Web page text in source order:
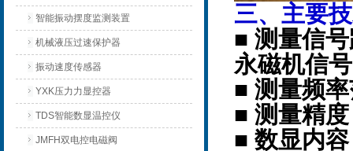
智能振动摆度监测装置
机械液压过速保护器
振动速度传感器
YXK压力力显控器
TDS智能数显温控仪
JMFH双电控电磁阀
三、主要
■ 测量信
永磁机信
■ 测量频
■ 测量精
■ 数显内